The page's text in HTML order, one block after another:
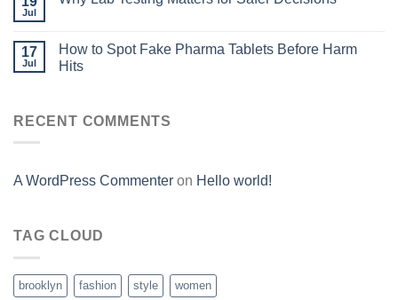
Jul
17
Jul
How to Spot Fake Pharma Tablets Before Harm
Hits
RECENT COMMENTS
A WordPress Commenter on Hello world!
TAG CLOUD
brooklyn fashion style women